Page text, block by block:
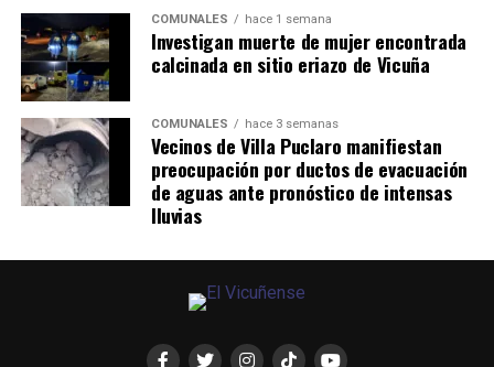
COMUNALES hace 1 semana
Investigan muerte de mujer encontrada
calcinada en sitio eriazo de Vicuña
COMUNALES hace 3 semanas
Vecinos de Villa Puclaro manifiestan
preocupación por ductos de evacuación
de aguas ante pronóstico de intensas
lluvias